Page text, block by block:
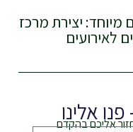
מיוחד: יצירת מרכז
לאירועים
אלינו
אליכם בהקדם